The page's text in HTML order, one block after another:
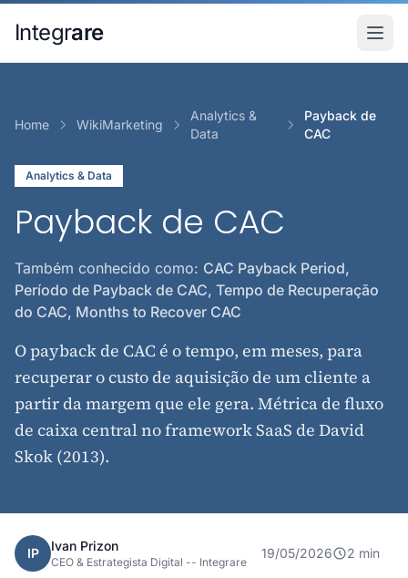
Integrare
Home WikiMarketing
Analytics &
Data
Payback de
CAC
Analytics & Data
Payback de CAC
Também conhecido como: CAC Payback Period,
Período de Payback de CAC, Tempo de Recuperação
do CAC, Months to Recover CAC
O payback de CAC é o tempo, em meses, para
recuperar o custo de aquisição de um cliente a
partir da margem que ele gera. Métrica de fluxo
de caixa central no framework SaaS de David
Skok (2013).
IP Ivan Prizon
CEO & Estrategista Digital -- Integrare
19/05/2026 2 min